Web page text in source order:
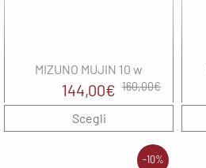
MIZUNO MUJIN 10 w
160,00€
Il
prezzo
originale
144,00€ Il
attuale
Scegli
-10%